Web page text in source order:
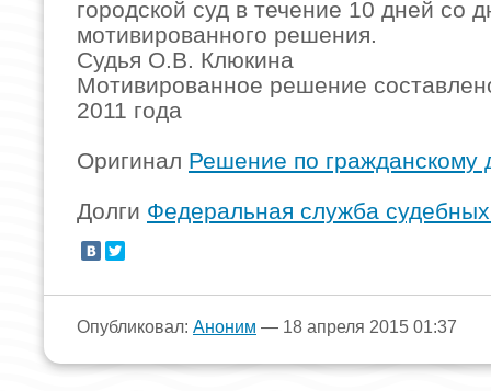
городской суд в течение 10 дней со
мотивированного решения.
Судья О.В. Клюкина
Мотивированное решение
2011 года
Оригинал Решение по гражданскому
Долги Федеральная служба
Опубликовал: Аноним — 18 апреля 2015 01:37